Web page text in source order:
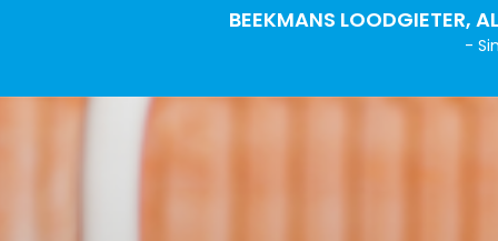
BEEKMANS LOODGIETER,
-